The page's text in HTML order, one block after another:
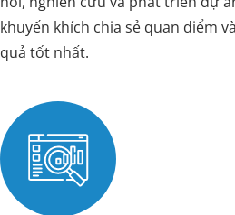
khuyến khích chia sẻ quan điểm
quả tốt nhất.